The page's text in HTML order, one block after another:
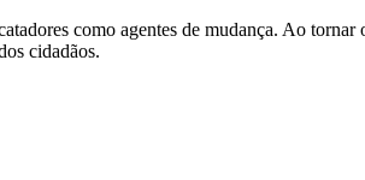
como agentes de mudança. Ao tornar
cidadãos.